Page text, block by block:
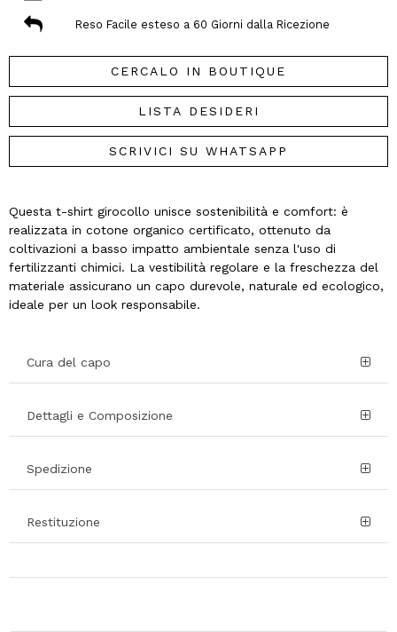
Reso Facile esteso a 60 Giorni dalla Ricezione
CERCALO IN BOUTIQUE
LISTA DESIDERI
SCRIVICI SU WHATSAPP
Questa t-shirt girocollo unisce sostenibilità e comfort: è
realizzata in cotone organico certificato, ottenuto da
coltivazioni a basso impatto ambientale senza l'uso di
fertilizzanti chimici. La vestibilità regolare e la freschezza del
materiale assicurano un capo durevole, naturale ed ecologico,
ideale per un look responsabile.
Cura del capo
Dettagli e Composizione
Spedizione
Restituzione